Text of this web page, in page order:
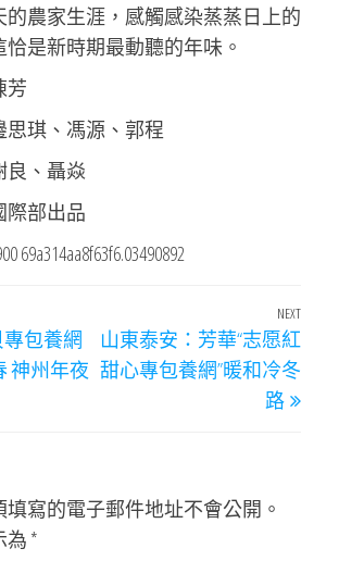
的農家生涯，感觸感染蒸蒸日上的
是新時期最動聽的年味。
芳
思琪、馮源、郭程
良、聶焱
際部出品
69a314aa8f63f6.03490892
包養網
神州年夜
Next
Post
NEXT
山東泰安：芳華“志愿紅
甜心專包養網”暖和冷冬
路
寫的電子郵件地址不會公開。
為 *